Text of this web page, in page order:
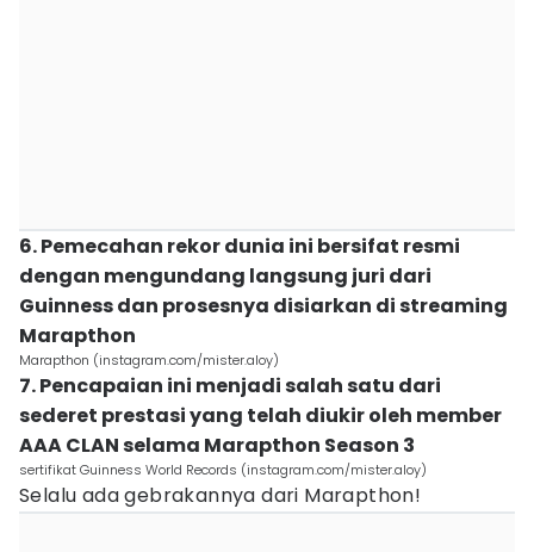
6. Pemecahan rekor dunia ini bersifat resmi
dengan mengundang langsung juri dari
Guinness dan prosesnya disiarkan di streaming
Marapthon
Marapthon (instagram.com/mister.aloy)
7. Pencapaian ini menjadi salah satu dari
sederet prestasi yang telah diukir oleh member
AAA CLAN selama Marapthon Season 3
sertifikat Guinness World Records (instagram.com/mister.aloy)
Selalu ada gebrakannya dari Marapthon!